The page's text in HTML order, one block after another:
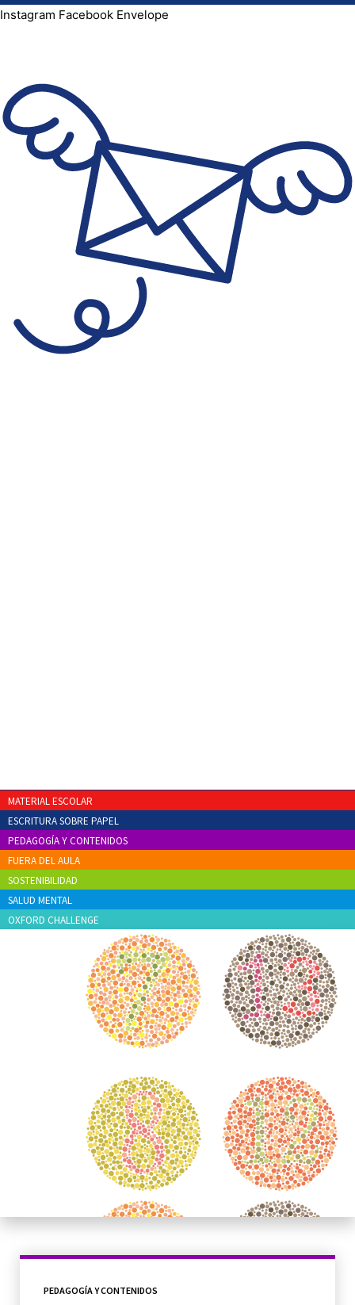
Instagram Facebook Envelope
MATERIAL ESCOLAR
ESCRITURA SOBRE PAPEL
PEDAGOGÍA Y CONTENIDOS
FUERA DEL AULA
SOSTENIBILIDAD
SALUD MENTAL
OXFORD CHALLENGE
PEDAGOGÍA Y CONTENIDOS